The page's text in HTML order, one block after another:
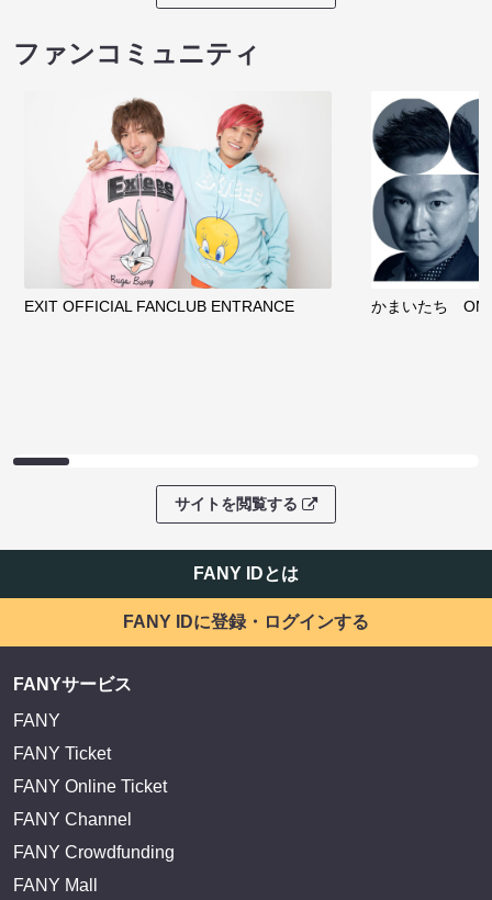
ファンコミュニティ
EXIT OFFICIAL FANCLUB ENTRANCE かまいたち
サイトを閲覧する
FANY IDとは
FANY IDに登録・ログインする
FANYサービス
FANY
FANY Ticket
FANY Online Ticket
FANY Channel
FANY Crowdfunding
FANY Mall